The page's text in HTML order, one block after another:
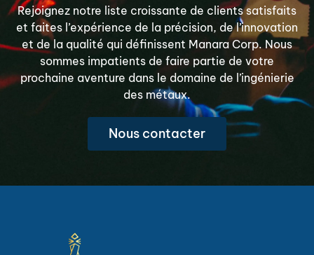
Rejoignez notre liste croissante de clients satisfaits
et faites l’expérience de la précision, de l’innovation
et de la qualité qui définissent Manara Corp. Nous
sommes impatients de faire partie de votre
prochaine aventure dans le domaine de l’ingénierie
des métaux.
Nous contacter